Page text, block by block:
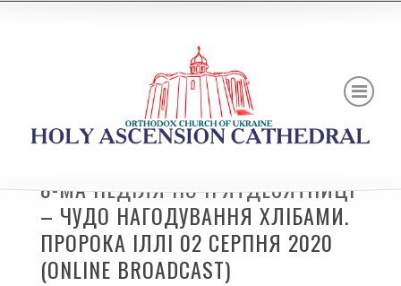
8-МА НЕДІЛЯ ПО П’ЯТДЕСЯТНИЦІ
– ЧУДО НАГОДУВАННЯ ХЛІБАМИ.
ПРОРОКА ІЛЛІ 02 СЕРПНЯ 2020
(ONLINE BROADCAST)